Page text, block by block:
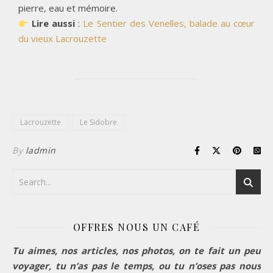
pierre, eau et mémoire.
Lire aussi : Le Sentier des Venelles, balade au cœur
du vieux Lacrouzette
Lacrouzette Le Sidobre
By ladmin
OFFRES NOUS UN CAFÉ
Tu aimes, nos articles, nos photos, on te fait un peu
voyager, tu n’as pas le temps, ou tu n’oses pas nous